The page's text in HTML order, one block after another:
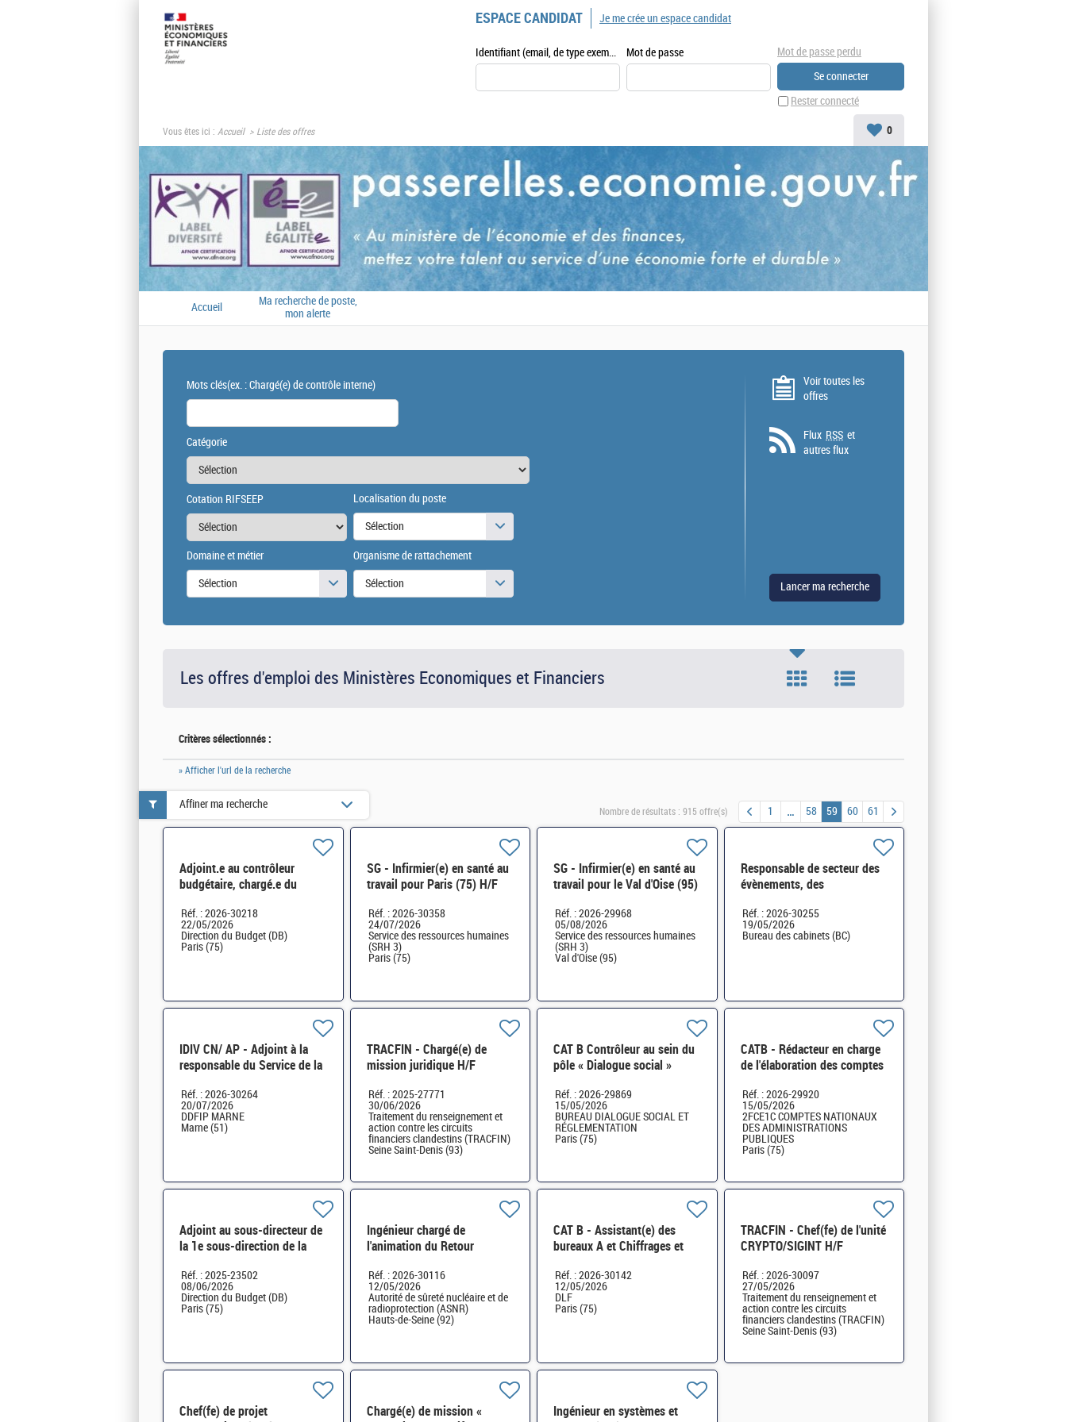
ESPACE CANDIDAT
Identifiant (email, de type exemple@exemple.fr) Mot de passe
Rester connecté
Mot de passe perdu
Je me crée un espace candidat
Vous êtes ici : Accueil Liste des offres 0
Accueil
Ma recherche de poste,
mon alerte
Mots clés(ex. : Chargé(e) de contrôle interne)
Catégorie
Cotation RIFSEEP Localisation du poste
Sélection
Domaine et métier
Sélection
Organisme de rattachement
Sélection
Voir toutes les
offres
Flux RSS et
autres flux
Les offres d'emploi des Ministères Economiques et Financiers
Critères sélectionnés :
» Afficher l'url de la recherche
Nombre de résultats : 915 offre(s) 1 58 59 60 61
Adjoint.e au contrôleur
budgétaire, chargé.e du
du MATTE H/F* H/F
Réf. : 2026-30218
22/05/2026
Direction du Budget (DB)
Paris (75)
SG - Infirmier(e) en santé au
travail pour Paris (75) H/F
Réf. : 2026-30358
24/07/2026
Service des ressources humaines
(SRH 3)
Paris (75)
SG - Infirmier(e) en santé au
travail pour le Val d'Oise (95)
Réf. : 2026-29968
05/08/2026
Service des ressources humaines
(SRH 3)
Val d'Oise (95)
Responsable de secteur des
évènements, des
dépenses H/F
Réf. : 2026-30255
19/05/2026
Bureau des cabinets (BC)
IDIV CN/ AP - Adjoint à la
responsable du Service de la
l'Enregistrement H/F
Réf. : 2026-30264
20/07/2026
DDFIP MARNE
Marne (51)
TRACFIN - Chargé(e) de
mission juridique H/F
Réf. : 2025-27771
30/06/2026
Traitement du renseignement et
action contre les circuits
financiers clandestins (TRACFIN)
Seine Saint-Denis (93)
CAT B Contrôleur au sein du
pôle « Dialogue social »
Réf. : 2026-29869
15/05/2026
BUREAU DIALOGUE SOCIAL ET
RÉGLEMENTATION
Paris (75)
CATB - Rédacteur en charge
de l'élaboration des comptes
État - 2FCE-1C -H/F
Réf. : 2026-29920
15/05/2026
2FCE1C COMPTES NATIONAUX
DES ADMINISTRATIONS
PUBLIQUES
Paris (75)
Adjoint au sous-directeur de
la 1e sous-direction de la
Réf. : 2025-23502
08/06/2026
Direction du Budget (DB)
Paris (75)
Ingénieur chargé de
l'animation du Retour
Réf. : 2026-30116
12/05/2026
Autorité de sûreté nucléaire et de
radioprotection (ASNR)
Hauts-de-Seine (92)
CAT B - Assistant(e) des
bureaux A et Chiffrages et
Réf. : 2026-30142
12/05/2026
DLF
Paris (75)
TRACFIN - Chef(fe) de l'unité
CRYPTO/SIGINT H/F
Réf. : 2026-30097
27/05/2026
Traitement du renseignement et
action contre les circuits
financiers clandestins (TRACFIN)
Seine Saint-Denis (93)
Chef(fe) de projet
Chargé(e) de mission «
Ingénieur en systèmes et
Affiner ma recherche